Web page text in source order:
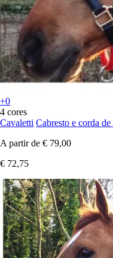
+0
4 cores
Cavaletti Cabresto e corda
A partir de € 79,00
€ 72,75